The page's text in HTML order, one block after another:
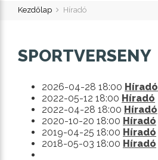
Kezdőlap Híradó
SPORTVERSENY
2026-04-28 18:00 Híradó
2022-05-12 18:00 Híradó
2022-04-28 18:00 Híradó
2020-10-20 18:00 Híradó
2019-04-25 18:00 Híradó
2018-05-03 18:00 Híradó